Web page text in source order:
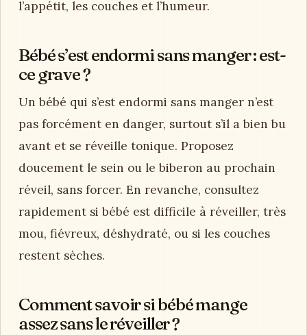
l’appétit, les couches et l’humeur.
Bébé s’est endormi sans manger : est-
ce grave ?
Un bébé qui s’est endormi sans manger n’est
pas forcément en danger, surtout s’il a bien bu
avant et se réveille tonique. Proposez
doucement le sein ou le biberon au prochain
réveil, sans forcer. En revanche, consultez
rapidement si bébé est difficile à réveiller, très
mou, fiévreux, déshydraté, ou si les couches
restent sèches.
Comment savoir si bébé mange
assez sans le réveiller ?